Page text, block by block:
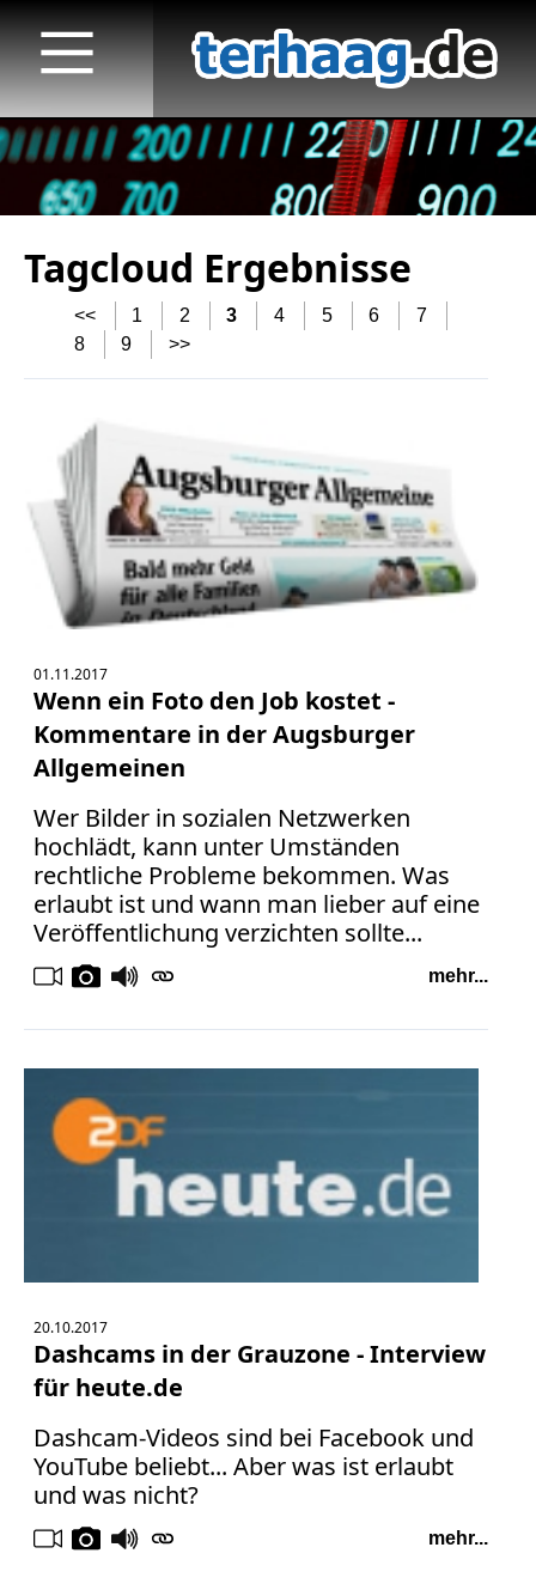
Tagcloud Ergebnisse
<< 1 2 3 4 5 6
7
8
9 >>
01.11.2017
Wenn ein Foto den Job kostet -
Kommentare in der Augsburger
Allgemeinen
Wer Bilder in sozialen Netzwerken
hochlädt, kann unter Umständen
rechtliche Probleme bekommen. Was
erlaubt ist und wann man lieber auf eine
Veröffentlichung verzichten sollte...
mehr...
20.10.2017
Dashcams in der Grauzone - Interview
für heute.de
Dashcam-Videos sind bei Facebook und
YouTube beliebt... Aber was ist erlaubt
und was nicht?
mehr...
Startseite
Veröffentlichungen
TV
Radio
print & online
Bücher
Vita
Datenschutz
AGB
Abmahnung
Aktuelle
Stunde
Beleidigung
Fotorecht
Google
Haftung
Meinungsfreiheit
Persönlichkeitsrecht
Print
Radio
Sportwetten
TV
Tagesspiegel